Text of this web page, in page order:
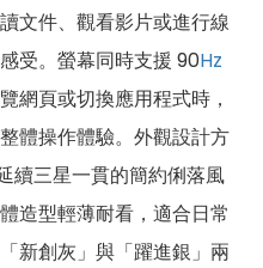
文件、觀看影片或進行線
受。螢幕同時支援 90Hz
網頁或切換應用程式時，
體操作體驗。外觀設計方
續三星一貫的簡約俐落風
造型輕薄耐看，適合日常
新創灰」與「躍進銀」兩